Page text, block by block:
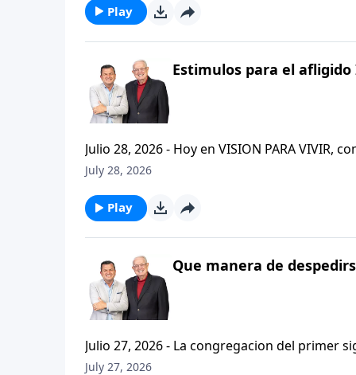
capitulo de 2 Tesalonicenses y escuchemos
AFLIGIDO.
Play
Estimulos para el afligido
Julio 28, 2026 - Hoy en VISION PARA
CRISTIANISMO FIRME: UN ESTUDIO DE 2
el pastor Carlos A. Zazueta titulo: "ESTIMULOS
July 28, 2026
Play
Que manera de
Julio 27, 2026 - La congregacion del primer
interpersonales cristianas y genuinas. Se afirmaban mutuamente. Daban cuentas de si mismos unos con
July 27, 2026